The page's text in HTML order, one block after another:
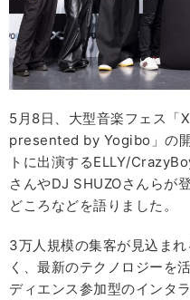
5月8日、大型音楽フェス
presented by Yogibo」の
トに出演するELLY/
さんやDJ SHUZOさんらが
どころなどを語りました。
3万人規模の集客が見込ま
く、最新のテクノロジーを
ディエンス参加型のインタ